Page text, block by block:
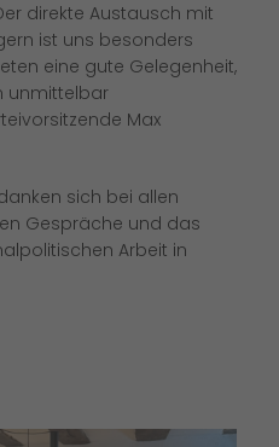
direkte Austausch mit
ist uns besonders
eine gute Gelegenheit,
unmittelbar
Max
sich bei allen
Gespräche und das
Arbeit in